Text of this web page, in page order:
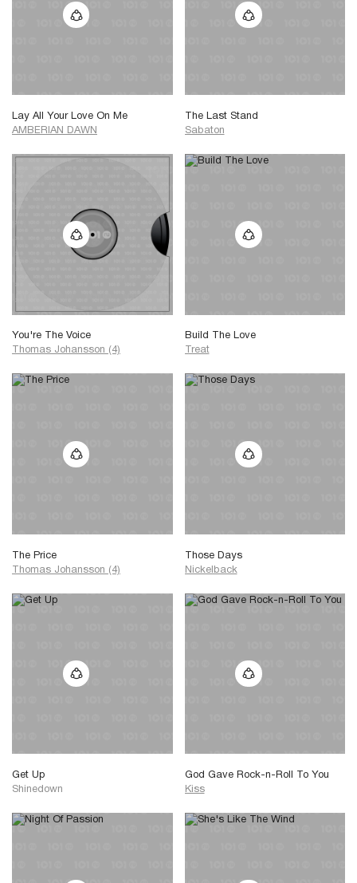
Lay All Your Love On Me
AMBERIAN DAWN
The Last Stand
Sabaton
You're The Voice
Thomas Johansson (4)
Build The Love
Treat
The Price
Thomas Johansson (4)
Those Days
Nickelback
Get Up
Shinedown
God Gave Rock-n-Roll To You
Kiss